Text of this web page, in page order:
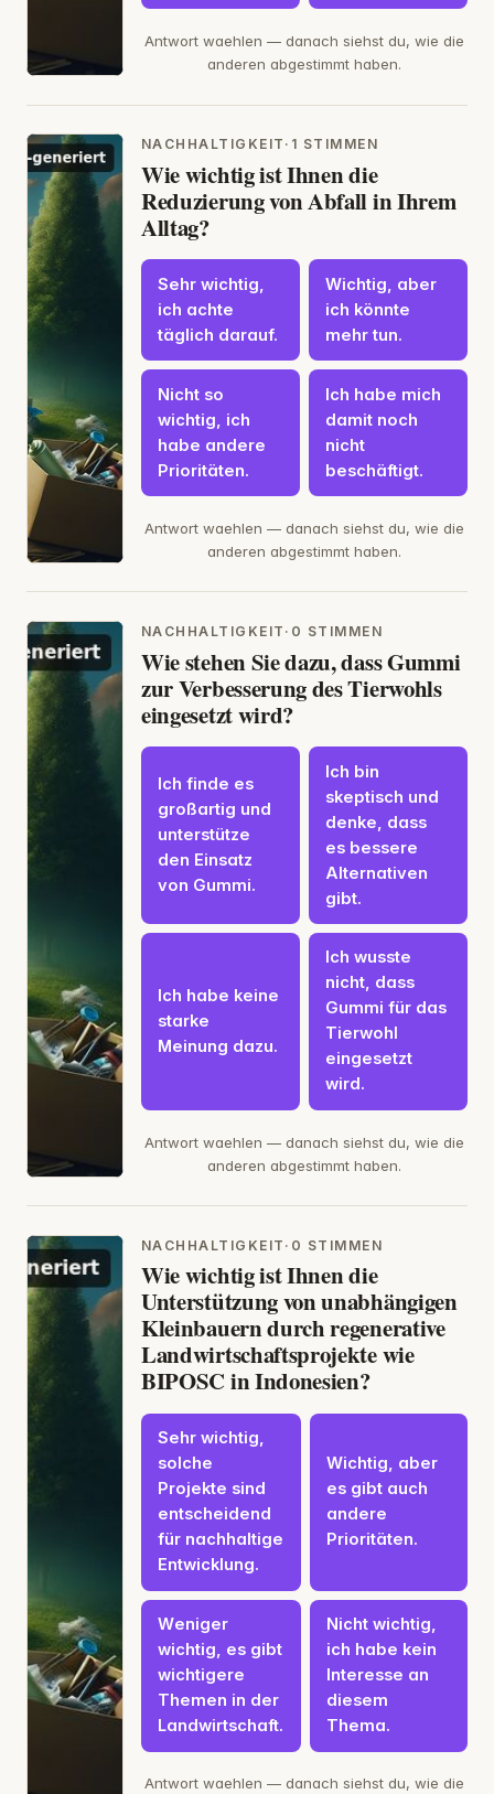
Antwort waehlen — danach siehst du, wie die
anderen abgestimmt haben.
NACHHALTIGKEIT · 1 STIMMEN
Wie wichtig ist Ihnen die
Reduzierung von Abfall in Ihrem
Alltag?
Sehr wichtig,
ich achte
täglich darauf.
Wichtig, aber
ich könnte
mehr tun.
Nicht so
wichtig, ich
habe andere
Prioritäten.
Ich habe mich
damit noch
nicht
beschäftigt.
Antwort waehlen — danach siehst du, wie die
anderen abgestimmt haben.
NACHHALTIGKEIT · 0 STIMMEN
Wie stehen Sie dazu, dass Gummi
zur Verbesserung des Tierwohls
eingesetzt wird?
Ich finde es
großartig und
unterstütze
den Einsatz
von Gummi.
Ich bin
skeptisch und
denke, dass
es bessere
Alternativen
gibt.
Ich habe keine
starke
Meinung dazu.
nicht, dass
Gummi für das
Tierwohl
eingesetzt
wird.
Antwort waehlen — danach siehst du, wie die
anderen abgestimmt haben.
NACHHALTIGKEIT · 0 STIMMEN
Wie wichtig ist Ihnen die
Unterstützung von unabhängigen
Kleinbauern durch regenerative
Landwirtschaftsprojekte wie
BIPOSC in Indonesien?
Sehr wichtig,
solche
Projekte sind
entscheidend
für nachhaltige
Entwicklung.
Wichtig, aber
es gibt auch
andere
Prioritäten.
Weniger
wichtig, es gibt
wichtigere
Themen in der
Landwirtschaft.
Nicht wichtig,
ich habe kein
Interesse an
diesem
Thema.
Antwort waehlen — danach siehst du, wie die